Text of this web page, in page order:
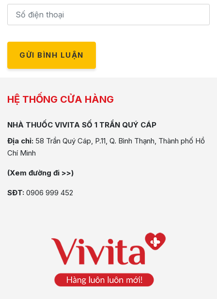
GỬI BÌNH LUẬN
HỆ THỐNG CỬA HÀNG
NHÀ THUỐC VIVITA SỐ 1 TRẦN QUÝ CÁP
Địa chỉ: 58 Trần Quý Cáp, P.11, Q. Bình Thạnh, Thành phố Hồ
Chí Minh
(Xem đường đi >>)
SĐT: 0906 999 452